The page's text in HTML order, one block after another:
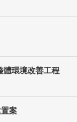
體環境改善工程
案